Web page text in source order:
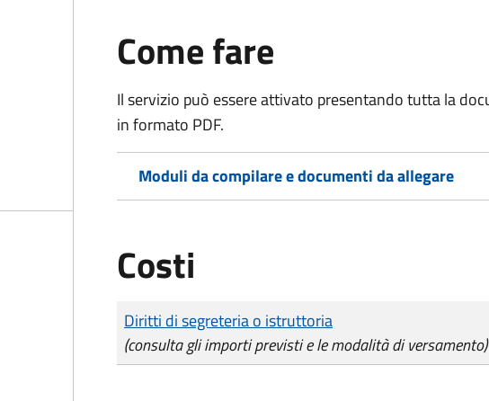
Come fare
Il servizio può essere attivato presentando tutta la
in formato PDF.
Moduli da compilare e documenti da allegare
Costi
Tipo di pagamento
Importo
Diritti di segreteria o istruttoria
(consulta gli importi previsti e le modalità di versamento)